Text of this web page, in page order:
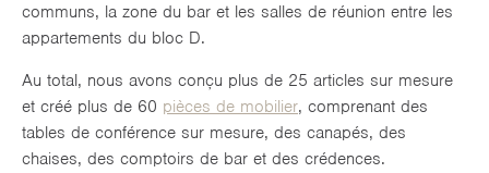
communs, la zone du bar et les salles de réunion entre les
appartements du bloc D.
Au total, nous avons conçu plus de 25 articles sur mesure
et créé plus de 60 pièces de mobilier, comprenant des
tables de conférence sur mesure, des canapés, des
chaises, des comptoirs de bar et des crédences.